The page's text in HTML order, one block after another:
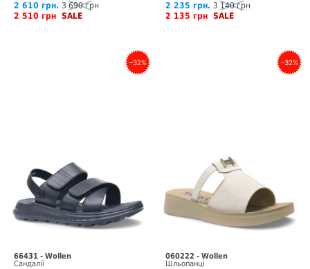
2 610 грн. 3 690 грн
2 510 грн SALE
2 235 грн. 3 140 грн
2 135 грн SALE
–32%
66431 - Wollen
Сандалії
–32%
060222 - Wollen
Шльопанці